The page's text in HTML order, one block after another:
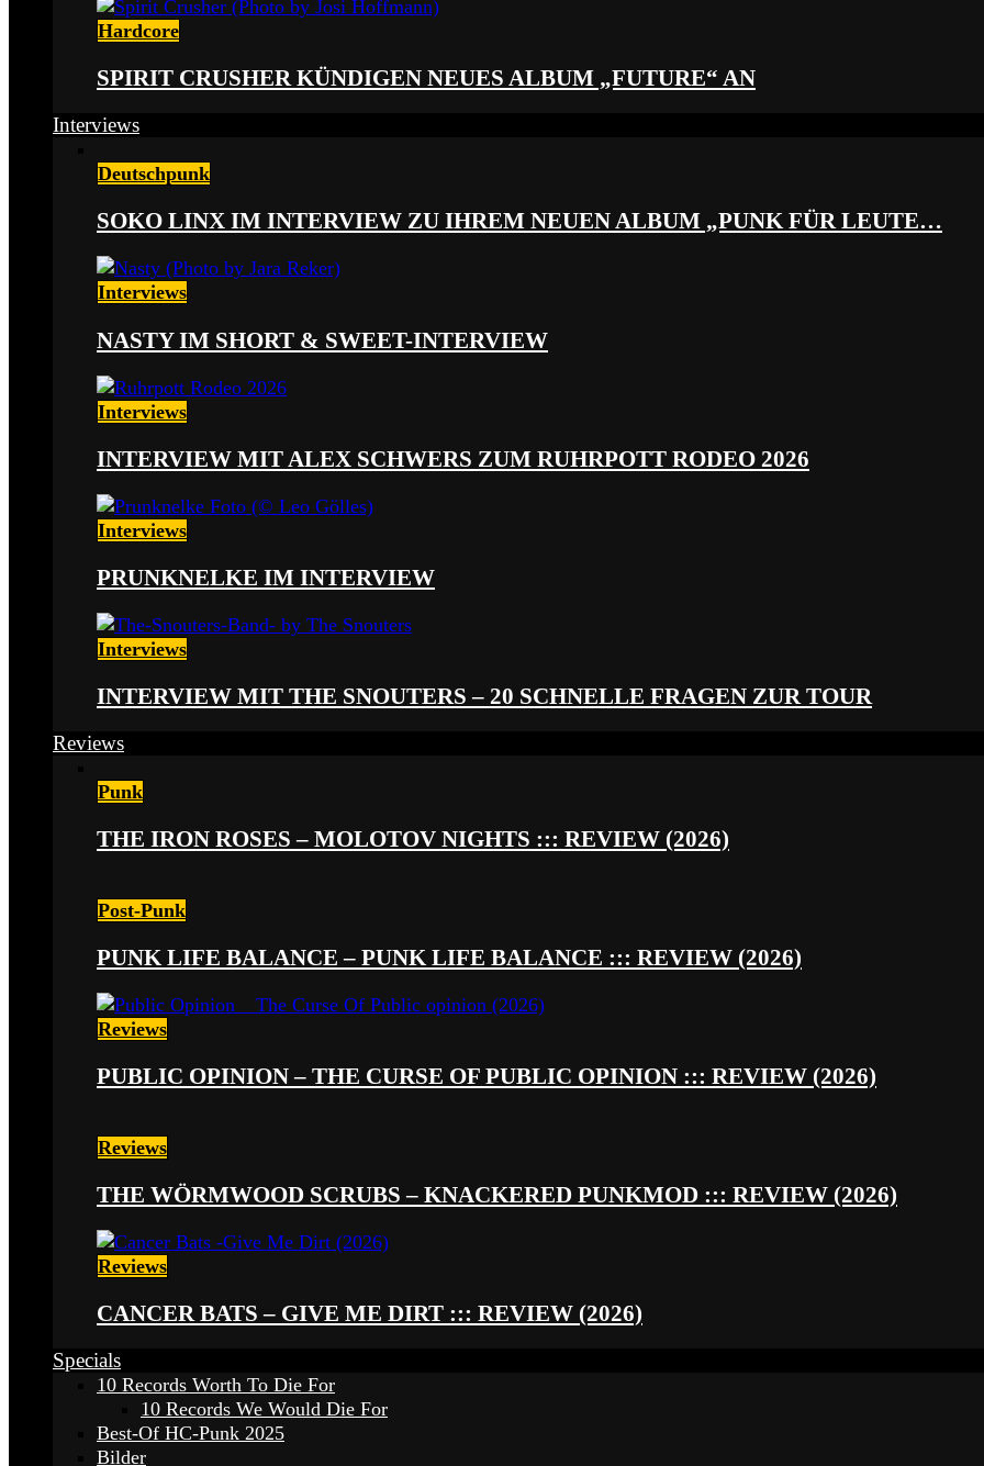
Hardcore
SPIRIT CRUSHER KÜNDIGEN NEUES ALBUM „FUTURE“ AN
Interviews
Deutschpunk
SOKO LINX IM INTERVIEW ZU IHREM NEUEN ALBUM „PUNK FÜR LEUTE…
Interviews
NASTY IM SHORT & SWEET-INTERVIEW
Interviews
INTERVIEW MIT ALEX SCHWERS ZUM RUHRPOTT RODEO 2026
Interviews
PRUNKNELKE IM INTERVIEW
Interviews
INTERVIEW MIT THE SNOUTERS – 20 SCHNELLE FRAGEN ZUR TOUR
Reviews
Punk
THE IRON ROSES – MOLOTOV NIGHTS ::: REVIEW (2026)
Post-Punk
PUNK LIFE BALANCE – PUNK LIFE BALANCE ::: REVIEW (2026)
Reviews
PUBLIC OPINION – THE CURSE OF PUBLIC OPINION ::: REVIEW (2026)
Reviews
THE WÖRMWOOD SCRUBS – KNACKERED PUNKMOD ::: REVIEW (2026)
Reviews
CANCER BATS – GIVE ME DIRT ::: REVIEW (2026)
Specials
10 Records Worth To Die For
10 Records We Would Die For
Best-Of HC-Punk 2025
Bilder